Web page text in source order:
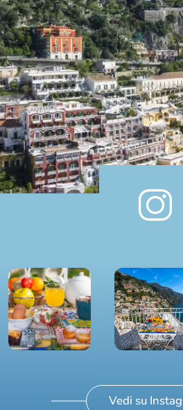
Vedi su